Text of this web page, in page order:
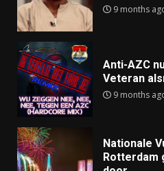
9 months
Anti-AZC
Veteran
9 months
Nationale
Rotterdam